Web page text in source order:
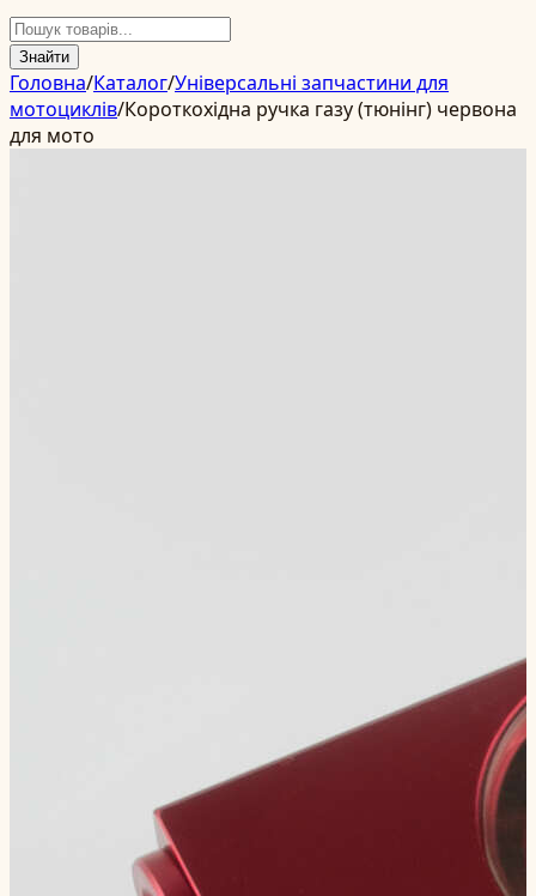
Знайти
Головна/Каталог/Універсальні запчастини для
мотоциклів/Короткохідна ручка газу (тюнінг) червона
для мото